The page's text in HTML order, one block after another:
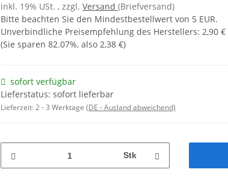
inkl. 19% USt. , zzgl. Versand (Briefversand)
Bitte beachten Sie den Mindestbestellwert von 5 EUR.
Unverbindliche Preisempfehlung des Herstellers: 2,90 €
(Sie sparen 82.07%, also 2,38 €)
sofort verfügbar
Lieferstatus: sofort lieferbar
Lieferzeit:2 - 3 Werktage (DE - Ausland abweichend)
Stk